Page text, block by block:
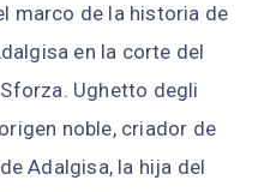
marco de la historia de
en la corte del
Ughetto degli
noble, criador de
Adalgisa, la hija del